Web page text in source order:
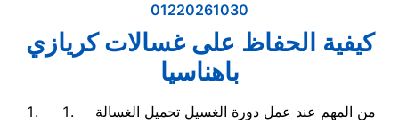
01220261030
كيفية الحفاظ على غسالات كريازي
باهناسيا
من المهم عند عمل دورة الغسيل تحميل الغسالة